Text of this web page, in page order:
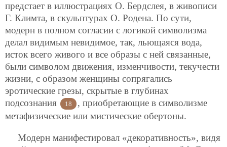
предстает в иллюстрациях О. Бердслея, в живописи
Г. Климта, в скульптурах О. Родена. По сути,
модерн в полном согласии с логикой символизма
делал видимым невидимое, так, льющаяся вода,
исток всего живого и все образы с ней связанные,
были символом движения, изменчивости, текучести
жизни, с образом женщины сопрягались
эротические грезы, скрытые в глубинах
подсознания
18
, приобретающие в символизме
метафизические или мистические обертоны.
Модерн манифестировал «декоративность», видя